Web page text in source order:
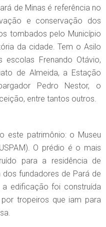
de Minas é referência no
e conservação dos
tombados pelo Município
da cidade. Tem o Asilo
escolas Frenando Otávio,
de Almeida, a Estação
Pedro Nestor, o
entre tantos outros.
este patrimônio: o Museu
O prédio é o mais
para a residência de
fundadores de Pará de
a edificação foi construída
tropeiros que iam para